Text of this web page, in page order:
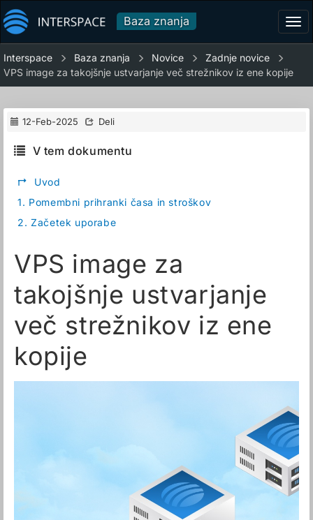
Baza znanja
Interspace Baza znanja Novice
Zadnje novice
VPS image za takojšnje ustvarjanje več strežnikov iz ene kopije
12-Feb-2025 Deli
V tem dokumentu
↱
Uvod
1. Pomembni prihranki časa in stroškov
2. Začetek uporabe
VPS image za
takojšnje ustvarjanje
več strežnikov iz ene
kopije